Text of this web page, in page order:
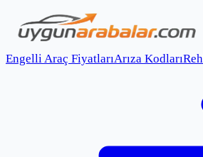
Engelli Araç FiyatlarıArıza Kodları